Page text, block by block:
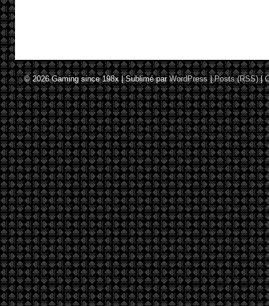
© 2026Gaming since 198x|Sublimé parWordPress |Posts (RSS)|